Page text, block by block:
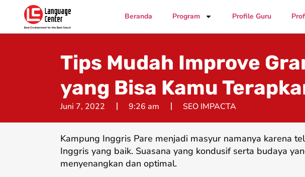
Beranda Program Profile Guru
Tips Mudah Improve
yang Bisa Kamu
Juni 7, 2022 9:26 am SEO IMPACTA
Kampung Inggris Pare menjadi masyur namanya karena
Inggris yang baik. Suasana yang kondusif serta budaya
menyenangkan dan optimal.